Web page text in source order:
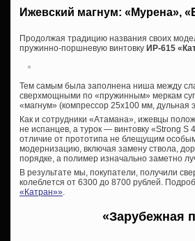
Ижевский магнум: «Мурена»,
Продолжая традицию названия своих
пружинно-поршневую винтовку ИР-615
Тем самым была заполнена ниша между
сверхмощными по «пружинным» меркам
«магнум» (компрессор 25х100 мм, дульная
Как и сотрудники «Атамана», ижевцы
не испанцев, а турок — винтовку «Strong S
отличие от прототипа не блещущим
модернизацию, включая замену ствола,
порядке, а полимер изначально заметно
В результате мы, покупатели, получили
колеблется от 6300 до 8700 рублей.
«Катран»».
«Зарубежная